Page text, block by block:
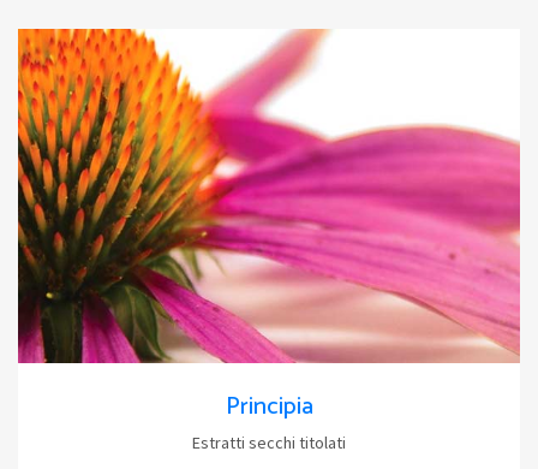
Principia
Estratti secchi titolati